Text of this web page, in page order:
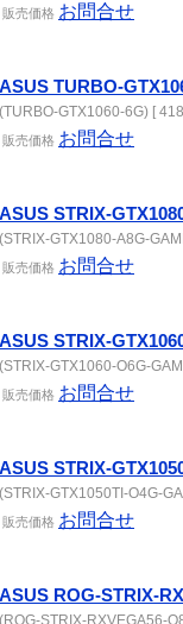
販売価格 お問合せ
ASUS TURBO-
(TURBO-GTX1060-6G) [
販売価格 お問合せ
ASUS STRIX-
(STRIX-GTX1080-A8G-
販売価格 お問合せ
ASUS STRIX-
(STRIX-GTX1060-O6G-
販売価格 お問合せ
ASUS STRIX-
(STRIX-GTX1050TI-O4G-
販売価格 お問合せ
ASUS ROG-STRIX-
(ROG-STRIX-RXVEGA56-